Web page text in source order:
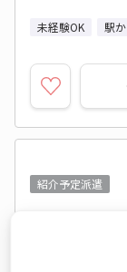
未経験OK 駅
紹介予定派遣
年収350万